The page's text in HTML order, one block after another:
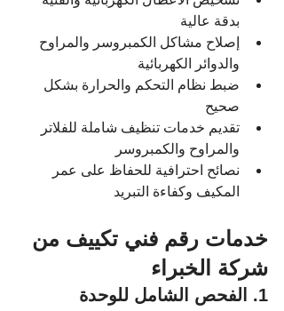
بدقة عالية
إصلاح مشاكل الكمبروسر والمراوح
والدوائر الكهربائية
ضبط نظام التحكم والحرارة بشكل
صحيح
تقديم خدمات تنظيف شاملة للفلاتر
والمراوح والكمبروسر
نصائح احترافية للحفاظ على عمر
المكيف وكفاءة التبريد
خدمات رقم فني تكييف من
شركة الخبراء
1. الفحص الشامل للوحدة